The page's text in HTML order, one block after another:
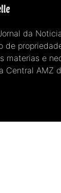
da
de
materias e
Central AMZ